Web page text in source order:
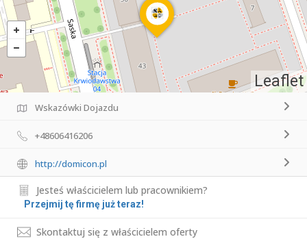
Leaflet
Wskazówki Dojazdu
+48606416206
http://domicon.pl
Jesteś właścicielem lub pracownikiem?
Przejmij tę firmę już teraz!
Skontaktuj się z właścicielem oferty